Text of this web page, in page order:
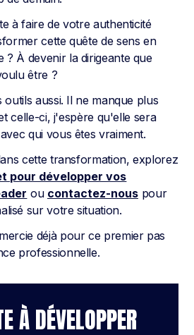
à faire de votre authenticité
cette quête de sens en
À devenir la dirigeante que
être ?
outils aussi. Il ne manque plus
celle-ci, j'espère qu'elle sera
qui vous êtes vraiment.
cette transformation, explorez
pour développer vos
ou contactez-nouspour
sur votre situation.
déjà pour ce premier pas
professionnelle.
À DÉVELOPPER